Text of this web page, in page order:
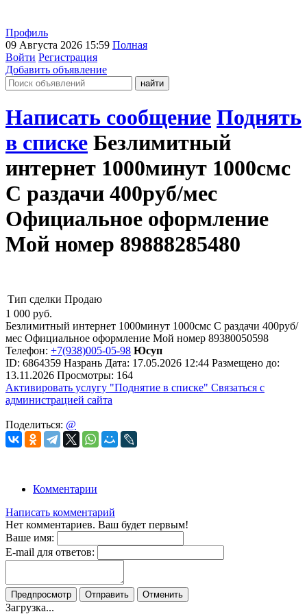
Профиль
09 Августа 2026 15:59 Полная
Войти Регистрация
Добавить объявление
Написать сообщение Поднять
в списке Безлимитный
интернет 1000минут 1000смс
С раздачи 400руб/мес
Официальное оформление
Мой номер 89888285480
Тип сделки Продаю
1 000 руб.
Безлимитный интернет 1000минут 1000смс С раздачи 400руб/
мес Официальное оформление Мой номер 89380050598
Телефон: +7(938)005-05-98 Юсуп
ID: 6864359 Назрань Дата: 17.05.2026 12:44 Размещено до:
13.11.2026 Просмотры: 164
Активировать услугу "Поднятие в списке" Связаться с
администрацией сайта
Поделиться: @
Комментарии
Написать комментарий
Нет комментариев. Ваш будет первым!
Ваше имя:
E-mail для ответов:
Предпросмотр Отправить Отменить
Загрузка...